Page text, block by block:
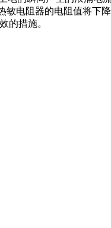
电阻器的电阻值将下
的措施。